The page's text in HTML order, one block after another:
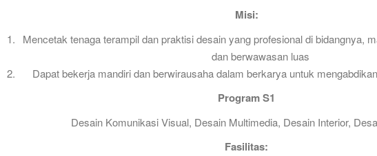
Misi:
Mencetak tenaga terampil dan praktisi desain yang profesional di bidangnya,
dan berwawasan luas
Dapat bekerja mandiri dan berwirausaha dalam berkarya untuk
Program S1
Desain Komunikasi Visual, Desain Multimedia, Desain Interior,
Fasilitas: